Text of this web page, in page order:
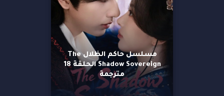
مسلسل حاكم الظلال The
Shadow Sovereign الحلقة 18
مترجمة